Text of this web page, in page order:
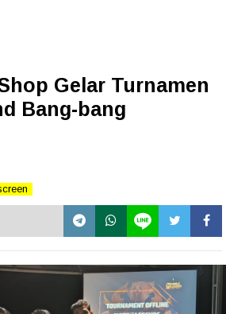
Gelar Turnamen
Bang-bang